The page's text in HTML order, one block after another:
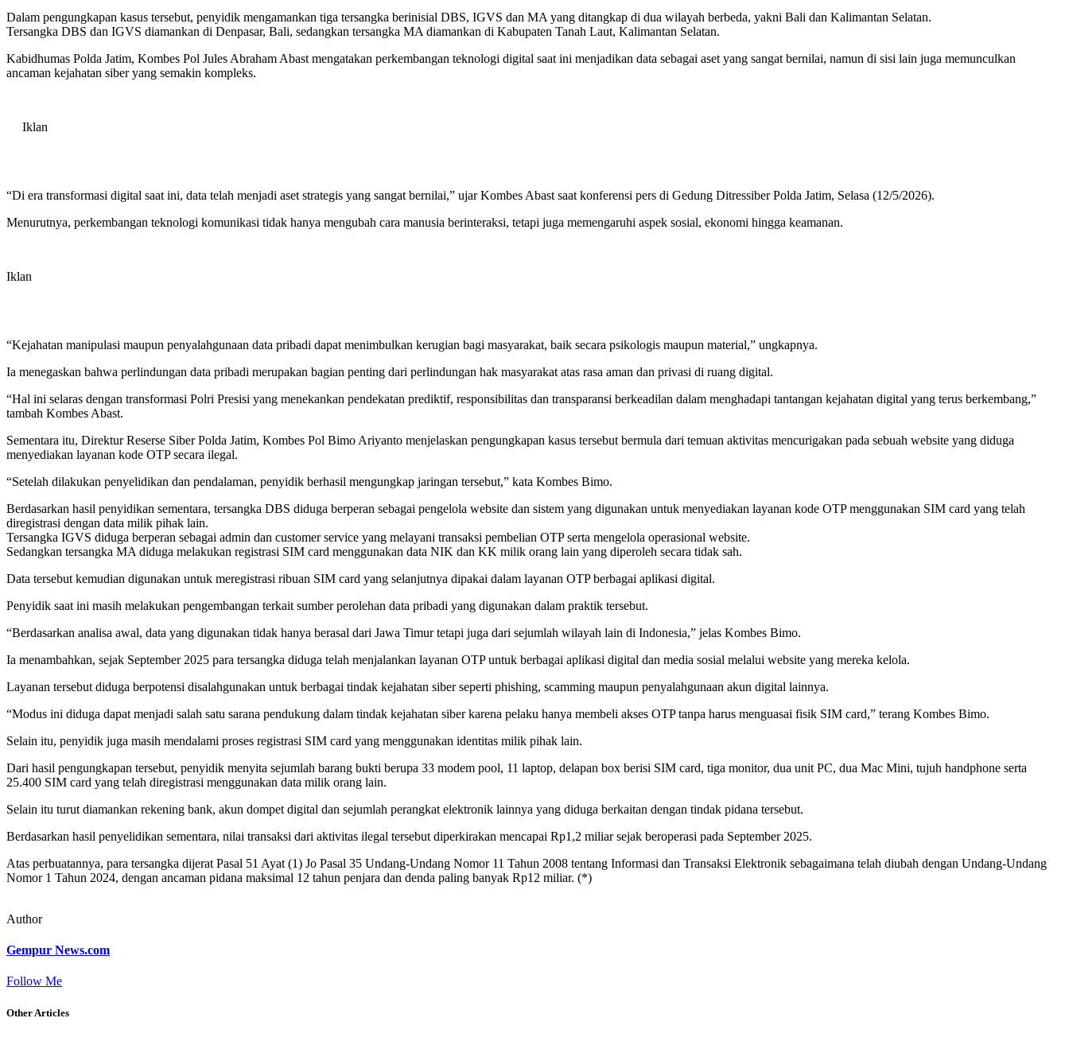
Dalam pengungkapan kasus tersebut, penyidik mengamankan tiga tersangka berinisial DBS, IGVS dan MA yang ditangkap di dua wilayah berbeda, yakni Bali dan Kalimantan Selatan.
Tersangka DBS dan IGVS diamankan di Denpasar, Bali, sedangkan tersangka MA diamankan di Kabupaten Tanah Laut, Kalimantan Selatan.
Kabidhumas Polda Jatim, Kombes Pol Jules Abraham Abast mengatakan perkembangan teknologi digital saat ini menjadikan data sebagai aset yang sangat bernilai, namun di sisi lain juga memunculkan
ancaman kejahatan siber yang semakin kompleks.
Iklan
“Di era transformasi digital saat ini, data telah menjadi aset strategis yang sangat bernilai,” ujar Kombes Abast saat konferensi pers di Gedung Ditressiber Polda Jatim, Selasa (12/5/2026).
Menurutnya, perkembangan teknologi komunikasi tidak hanya mengubah cara manusia berinteraksi, tetapi juga memengaruhi aspek sosial, ekonomi hingga keamanan.
Iklan
“Kejahatan manipulasi maupun penyalahgunaan data pribadi dapat menimbulkan kerugian bagi masyarakat, baik secara psikologis maupun material,” ungkapnya.
Ia menegaskan bahwa perlindungan data pribadi merupakan bagian penting dari perlindungan hak masyarakat atas rasa aman dan privasi di ruang digital.
“Hal ini selaras dengan transformasi Polri Presisi yang menekankan pendekatan prediktif, responsibilitas dan transparansi berkeadilan dalam menghadapi tantangan kejahatan digital yang terus berkembang,”
tambah Kombes Abast.
Sementara itu, Direktur Reserse Siber Polda Jatim, Kombes Pol Bimo Ariyanto menjelaskan pengungkapan kasus tersebut bermula dari temuan aktivitas mencurigakan pada sebuah website yang diduga
menyediakan layanan kode OTP secara ilegal.
“Setelah dilakukan penyelidikan dan pendalaman, penyidik berhasil mengungkap jaringan tersebut,” kata Kombes Bimo.
Berdasarkan hasil penyidikan sementara, tersangka DBS diduga berperan sebagai pengelola website dan sistem yang digunakan untuk menyediakan layanan kode OTP menggunakan SIM card yang telah
diregistrasi dengan data milik pihak lain.
Tersangka IGVS diduga berperan sebagai admin dan customer service yang melayani transaksi pembelian OTP serta mengelola operasional website.
Sedangkan tersangka MA diduga melakukan registrasi SIM card menggunakan data NIK dan KK milik orang lain yang diperoleh secara tidak sah.
Data tersebut kemudian digunakan untuk meregistrasi ribuan SIM card yang selanjutnya dipakai dalam layanan OTP berbagai aplikasi digital.
Penyidik saat ini masih melakukan pengembangan terkait sumber perolehan data pribadi yang digunakan dalam praktik tersebut.
“Berdasarkan analisa awal, data yang digunakan tidak hanya berasal dari Jawa Timur tetapi juga dari sejumlah wilayah lain di Indonesia,” jelas Kombes Bimo.
Ia menambahkan, sejak September 2025 para tersangka diduga telah menjalankan layanan OTP untuk berbagai aplikasi digital dan media sosial melalui website yang mereka kelola.
Layanan tersebut diduga berpotensi disalahgunakan untuk berbagai tindak kejahatan siber seperti phishing, scamming maupun penyalahgunaan akun digital lainnya.
“Modus ini diduga dapat menjadi salah satu sarana pendukung dalam tindak kejahatan siber karena pelaku hanya membeli akses OTP tanpa harus menguasai fisik SIM card,” terang Kombes Bimo.
Selain itu, penyidik juga masih mendalami proses registrasi SIM card yang menggunakan identitas milik pihak lain.
Dari hasil pengungkapan tersebut, penyidik menyita sejumlah barang bukti berupa 33 modem pool, 11 laptop, delapan box berisi SIM card, tiga monitor, dua unit PC, dua Mac Mini, tujuh handphone serta
25.400 SIM card yang telah diregistrasi menggunakan data milik orang lain.
Selain itu turut diamankan rekening bank, akun dompet digital dan sejumlah perangkat elektronik lainnya yang diduga berkaitan dengan tindak pidana tersebut.
Berdasarkan hasil penyelidikan sementara, nilai transaksi dari aktivitas ilegal tersebut diperkirakan mencapai Rp1,2 miliar sejak beroperasi pada September 2025.
Atas perbuatannya, para tersangka dijerat Pasal 51 Ayat (1) Jo Pasal 35 Undang-Undang Nomor 11 Tahun 2008 tentang Informasi dan Transaksi Elektronik sebagaimana telah diubah dengan Undang-Undang
Nomor 1 Tahun 2024, dengan ancaman pidana maksimal 12 tahun penjara dan denda paling banyak Rp12 miliar. (*)
Author
Gempur News.com
Follow Me
Other Articles